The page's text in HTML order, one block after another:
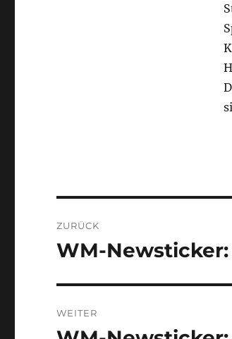
ZURÜCK
Vorheriger
WM-
WEITER
Nächster